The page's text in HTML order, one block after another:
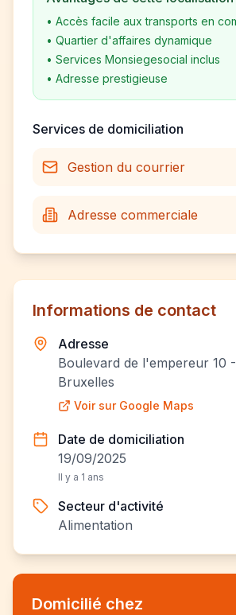
• Accès facile aux transports en
• Quartier d'affaires dynamique
• Services Monsiegesocial inclus
• Adresse prestigieuse
Services de domiciliation
Gestion du courrier
Adresse commerciale
Informations de contact
Adresse
Boulevard de l'empereur 10
Bruxelles
Voir sur Google Maps
Date de domiciliation
19/09/2025
Il y a 1 ans
Secteur d'activité
Alimentation
Domicilié chez